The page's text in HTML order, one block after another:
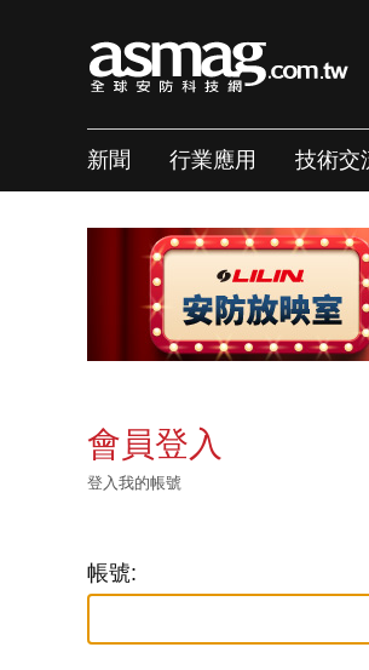
新聞 行業應用 技術交
會員登入
登入我的帳號
帳號: